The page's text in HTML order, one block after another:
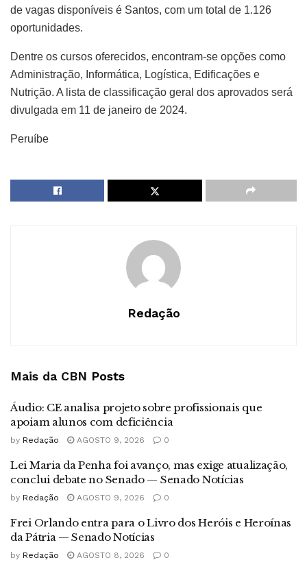
de vagas disponíveis é Santos, com um total de 1.126
oportunidades.
Dentre os cursos oferecidos, encontram-se opções como
Administração, Informática, Logística, Edificações e
Nutrição. A lista de classificação geral dos aprovados será
divulgada em 11 de janeiro de 2024.
Peruíbe
Redação
Mais da CBN Posts
Áudio: CE analisa projeto sobre profissionais que
apoiam alunos com deficiência
by Redação AGOSTO 9, 2026 0
Lei Maria da Penha foi avanço, mas exige atualização,
conclui debate no Senado — Senado Notícias
by Redação AGOSTO 9, 2026 0
Frei Orlando entra para o Livro dos Heróis e Heroínas
da Pátria — Senado Notícias
by Redação AGOSTO 8, 2026 0